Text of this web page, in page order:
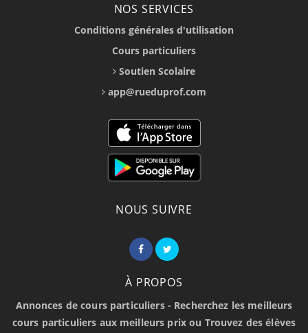
NOS SERVICES
Conditions générales d'utilisation
Cours particuliers
Soutien Scolaire
app@rueduprof.com
NOUS SUIVRE
À PROPOS
Annonces de cours particuliers - Recherchez les meilleurs
cours particuliers aux meilleurs prix ou Trouvez des élèves